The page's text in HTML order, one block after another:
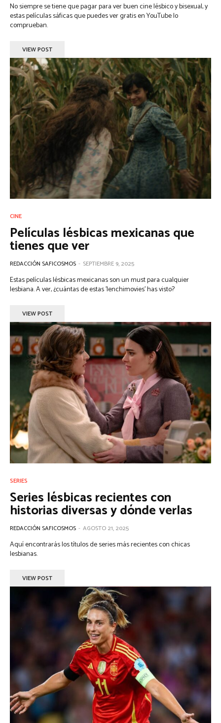
No siempre se tiene que pagar para ver buen cine lésbico y bisexual, y
estas películas sáficas que puedes ver gratis en YouTube lo
comprueban.
VIEW POST
CINE
Películas lésbicas mexicanas que
tienes que ver
REDACCIÓN SAFICOSMOS - SEPTIEMBRE 9, 2025
Estas películas lésbicas mexicanas son un must para cualquier
lesbiana. A ver, ¿cuántas de estas 'lenchimovies' has visto?
VIEW POST
SERIES
Series lésbicas recientes con
historias diversas y dónde verlas
REDACCIÓN SAFICOSMOS - AGOSTO 21, 2025
Aquí encontrarás los títulos de series más recientes con chicas
lesbianas.
VIEW POST